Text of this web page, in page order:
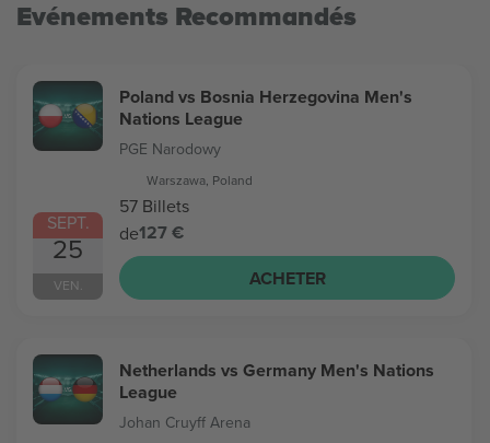
Evénements Recommandés
SEPT.
25
VEN.
Poland vs Bosnia Herzegovina Men's
Nations League
PGE Narodowy
Warszawa, Poland
57 Billets
de127 €
ACHETER
Netherlands vs Germany Men's Nations
League
Johan Cruyff Arena